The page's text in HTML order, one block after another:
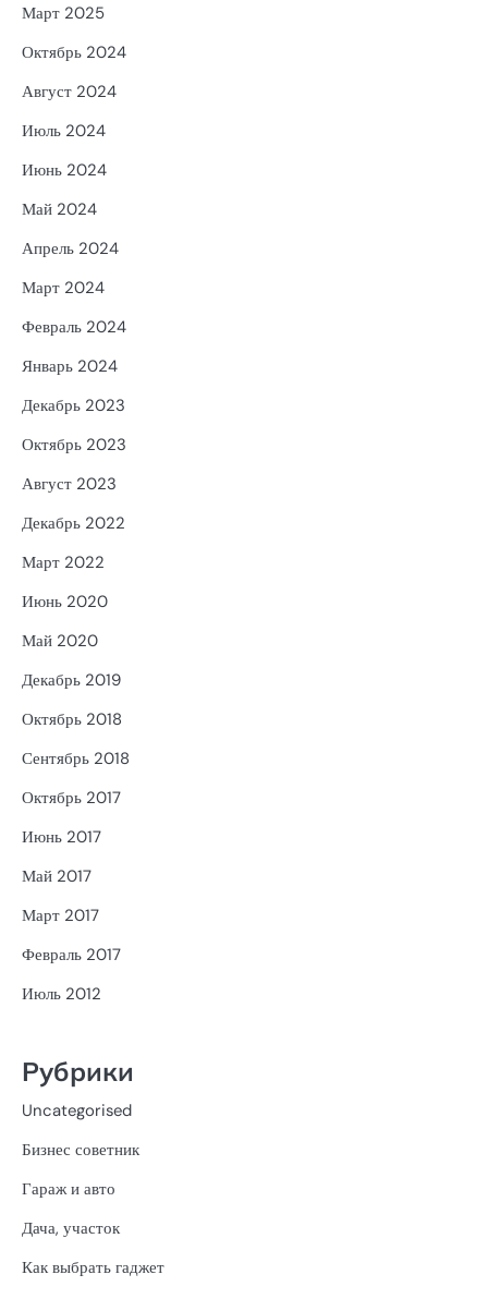
Март 2025
Октябрь 2024
Август 2024
Июль 2024
Июнь 2024
Май 2024
Апрель 2024
Март 2024
Февраль 2024
Январь 2024
Декабрь 2023
Октябрь 2023
Август 2023
Декабрь 2022
Март 2022
Июнь 2020
Май 2020
Декабрь 2019
Октябрь 2018
Сентябрь 2018
Октябрь 2017
Июнь 2017
Май 2017
Март 2017
Февраль 2017
Июль 2012
Рубрики
Uncategorised
Бизнес советник
Гараж и авто
Дача, участок
Как выбрать гаджет